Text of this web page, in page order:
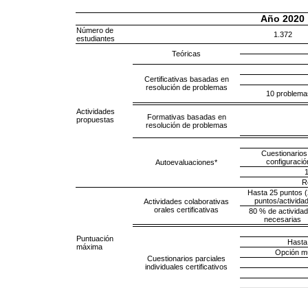
Año 2020
Número de
estudiantes
1.372
Actividades
propuestas
Teóricas
Certificativas basadas en
resolución de problemas
10
Formativas basadas en
resolución de problemas
Autoevaluaciones*
Puntuación
máxima
Actividades colaborativas
orales certificativas
Hasta 25 puntos
puntos/
80 % de
necesarias
Cuestionarios parciales
individuales certificativos
Opción